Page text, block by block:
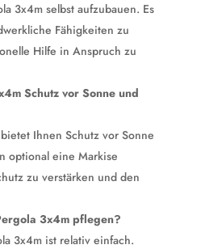
3x4m selbst aufzubauen. Es
Fähigkeiten zu
Hilfe in Anspruch zu
Schutz vor Sonne und
Ihnen Schutz vor Sonne
optional eine Markise
zu verstärken und den
3x4m pflegen?
3x4m ist relativ einfach.